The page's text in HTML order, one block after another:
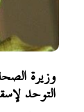
وزيرة
التوحد